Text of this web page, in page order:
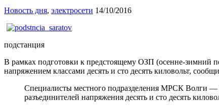
Новость дня, электросети 14/10/2016
подстанция
В рамках подготовки к предстоящему ОЗП (осенне-зимний
напряжением классами десять и сто десять киловольт,
Специалисты местного подразделения МРСК Волги —
разъединителей напряжения десять и сто десять